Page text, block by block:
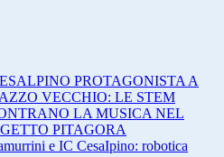
PROTAGONISTA A
VECCHIO: LE STEM
LA MUSICA NEL
PITAGORA
e IC CesaIpino: robotica